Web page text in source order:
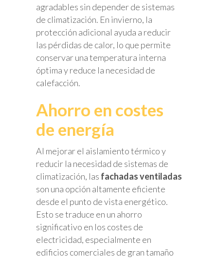
agradables sin depender de sistemas
de climatización. En invierno, la
protección adicional ayuda a reducir
las pérdidas de calor, lo que permite
conservar una temperatura interna
óptima y reduce la necesidad de
calefacción.
Ahorro en costes
de energía
Al mejorar el aislamiento térmico y
reducir la necesidad de sistemas de
climatización, las fachadas ventiladas
son una opción altamente eficiente
desde el punto de vista energético.
Esto se traduce en un ahorro
significativo en los costes de
electricidad, especialmente en
edificios comerciales de gran tamaño